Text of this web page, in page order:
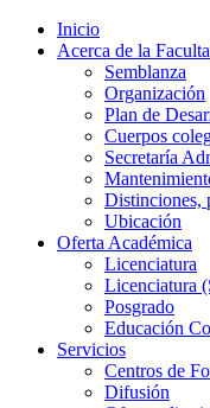
Inicio
Acerca de la
Semblanza
Organización
Plan de
Cuerpos
Secretaría
Distinciones,
Ubicación
Oferta Académica
Licenciatura
Licenciatura
Posgrado
Educación
Servicios
Centros de
Difusión